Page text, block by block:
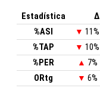
Estadística Δ
%ASI
▼ 11%
%TAP
▼ 10%
%PER
▲ 7%
ORtg
▼ 6%